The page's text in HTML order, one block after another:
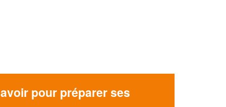
pour préparer ses